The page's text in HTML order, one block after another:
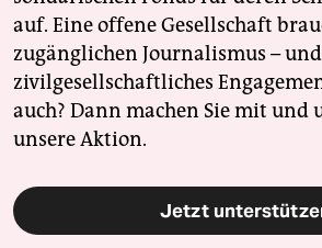
auf. Eine offene Gesellschaft
zugänglichen Journalismus – und
zivilgesellschaftliches
auch? Dann machen Sie mit und
unsere Aktion.
Jetzt